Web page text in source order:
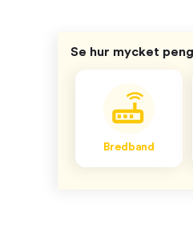
Se hur mycket
Bredband